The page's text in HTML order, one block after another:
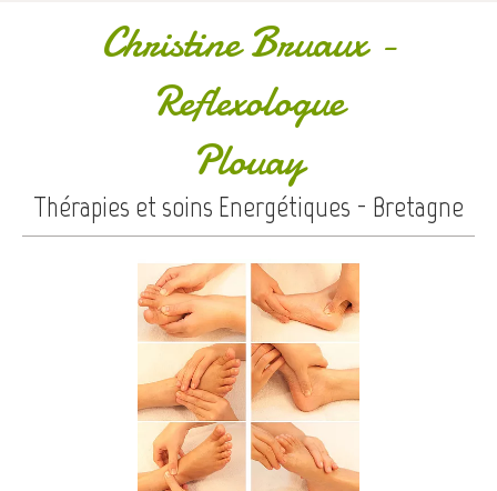
Christine Bruaux -
Reflexologue
Plouay
Thérapies et soins Energétiques - Bretagne